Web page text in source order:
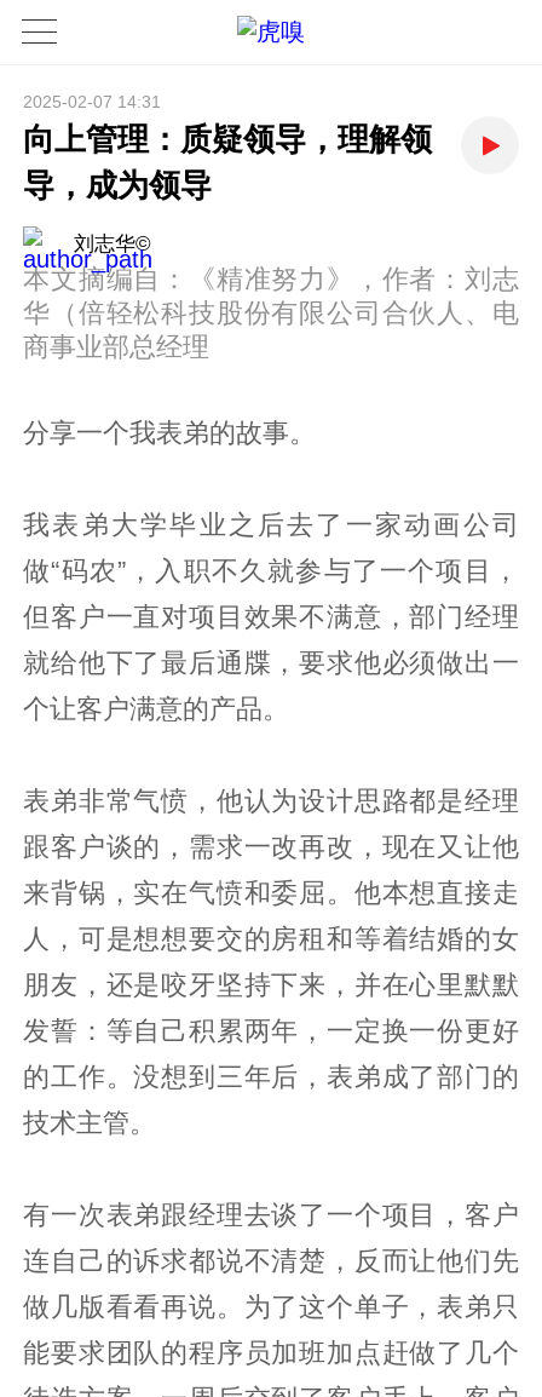
2025-02-07 14:31
向上管理：质疑领导，理解领
导，成为领导
刘志华©
本文摘编自：《精准努力》，作者：刘志
华（倍轻松科技股份有限公司合伙人、电
商事业部总经理
分享一个我表弟的故事。
我表弟大学毕业之后去了一家动画公司
做“码农”，入职不久就参与了一个项目，
但客户一直对项目效果不满意，部门经理
就给他下了最后通牒，要求他必须做出一
个让客户满意的产品。
表弟非常气愤，他认为设计思路都是经理
跟客户谈的，需求一改再改，现在又让他
来背锅，实在气愤和委屈。他本想直接走
人，可是想想要交的房租和等着结婚的女
朋友，还是咬牙坚持下来，并在心里默默
发誓：等自己积累两年，一定换一份更好
的工作。没想到三年后，表弟成了部门的
技术主管。
有一次表弟跟经理去谈了一个项目，客户
连自己的诉求都说不清楚，反而让他们先
做几版看看再说。为了这个单子，表弟只
能要求团队的程序员加班加点赶做了几个